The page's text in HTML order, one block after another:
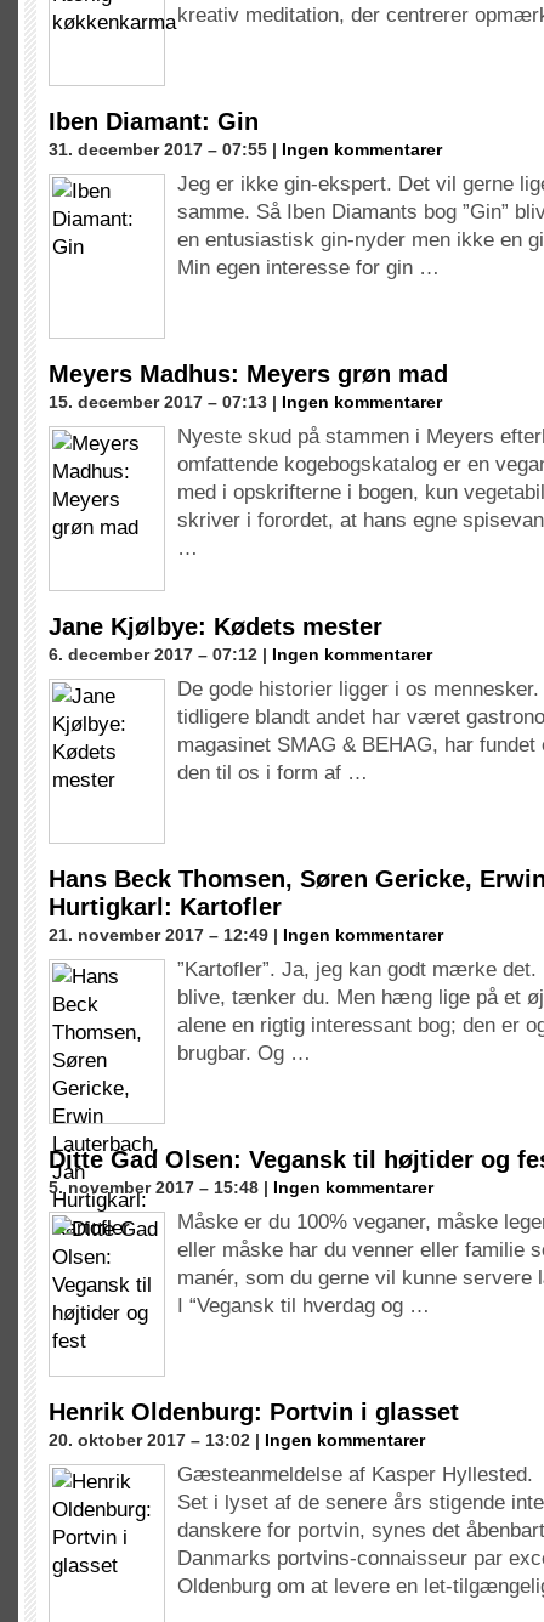
kreativ meditation, der centrerer
Iben Diamant: Gin
31. december 2017 – 07:55 | Ingen kommentarer
Jeg er ikke gin-ekspert. Det vil gerne
samme. Så Iben Diamants bog ”Gin”
en entusiastisk gin-nyder men ikke en
Min egen interesse for gin …
Meyers Madhus: Meyers grøn mad
15. december 2017 – 07:13 | Ingen kommentarer
Nyeste skud på stammen i Meyers
omfattende kogebogskatalog er en
med i opskrifterne i bogen, kun
skriver i forordet, at hans egne
…
Jane Kjølbye: Kødets mester
6. december 2017 – 07:12 | Ingen kommentarer
De gode historier ligger i os
tidligere blandt andet har været
magasinet SMAG & BEHAG, har
den til os i form af …
Hans Beck Thomsen, Søren Gericke,
Hurtigkarl: Kartofler
21. november 2017 – 12:49 | Ingen kommentarer
”Kartofler”. Ja, jeg kan godt mærke
blive, tænker du. Men hæng lige på et
alene en rigtig interessant bog; den er
brugbar. Og …
Ditte Gad Olsen: Vegansk til højtider og
5. november 2017 – 15:48 | Ingen kommentarer
Måske er du 100% veganer, måske
eller måske har du venner eller familie
manér, som du gerne vil kunne
I “Vegansk til hverdag og …
Henrik Oldenburg: Portvin i glasset
20. oktober 2017 – 13:02 | Ingen kommentarer
Gæsteanmeldelse af Kasper Hyllested.
Set i lyset af de senere års stigende
danskere for portvin, synes det
Danmarks portvins-connaisseur par
Oldenburg om at levere en let-